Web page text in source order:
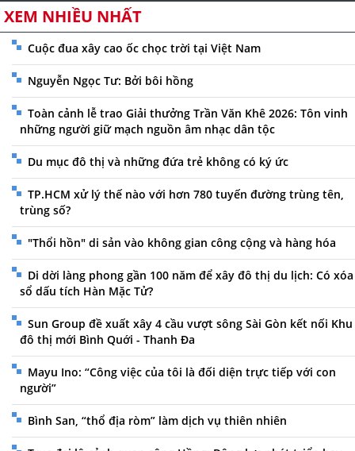
XEM NHIỀU NHẤT
Cuộc đua xây cao ốc chọc trời tại Việt Nam
Nguyễn Ngọc Tư: Bởi bôi hồng
Toàn cảnh lễ trao Giải thưởng Trần Văn Khê 2026: Tôn vinh
những người giữ mạch nguồn âm nhạc dân tộc
Du mục đô thị và những đứa trẻ không có ký ức
TP.HCM xử lý thế nào với hơn 780 tuyến đường trùng tên,
trùng số?
"Thổi hồn" di sản vào không gian công cộng và hàng hóa
Di dời làng phong gần 100 năm để xây đô thị du lịch: Có xóa
sổ dấu tích Hàn Mặc Tử?
Sun Group đề xuất xây 4 cầu vượt sông Sài Gòn kết nối Khu
đô thị mới Bình Quới - Thanh Đa
Mayu Ino: “Công việc của tôi là đối diện trực tiếp với con
người”
Bình San, “thổ địa ròm” làm dịch vụ thiên nhiên